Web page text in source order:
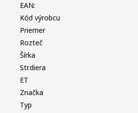
EAN:
Kód výrobcu
Priemer
Rozteč
Šírka
Str.diera
ET
Značka
Typ